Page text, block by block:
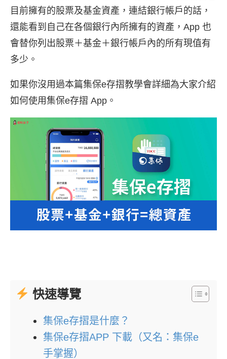
目前擁有的股票及基金資產，連結銀行帳戶的話，
還能看到自己在各個銀行內所擁有的資產，App 也
會替你列出股票＋基金＋銀行帳戶內的所有現值有
多少。
如果你沒用過本篇集保e存摺教學會詳細為大家介紹
如何使用集保e存摺 App。
快速導覽
集保e存摺是什麼？
集保e存摺APP 下載（又名：集保e
手掌握）